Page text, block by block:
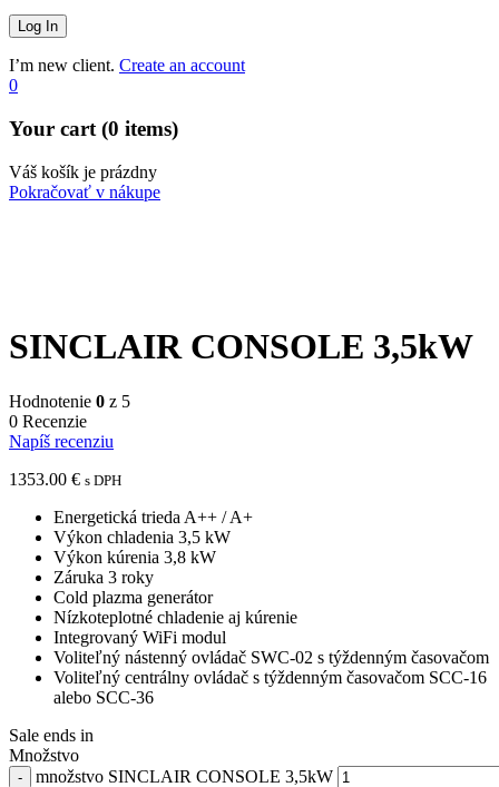
I’m new client. Create an account
0
Your cart (0 items)
Váš košík je prázdny
Pokračovať v nákupe
SINCLAIR CONSOLE 3,5kW
Hodnotenie 0 z 5
0 Recenzie
Napíš recenziu
1353.00 € s DPH
Energetická trieda A++ / A+
Výkon chladenia 3,5 kW
Výkon kúrenia 3,8 kW
Záruka 3 roky
Cold plazma generátor
Nízkoteplotné chladenie aj kúrenie
Integrovaný WiFi modul
Voliteľný nástenný ovládač SWC-02 s týždenným časovačom
Voliteľný centrálny ovládač s týždenným časovačom SCC-16
alebo SCC-36
Sale ends in
Množstvo
množstvo SINCLAIR CONSOLE 3,5kW